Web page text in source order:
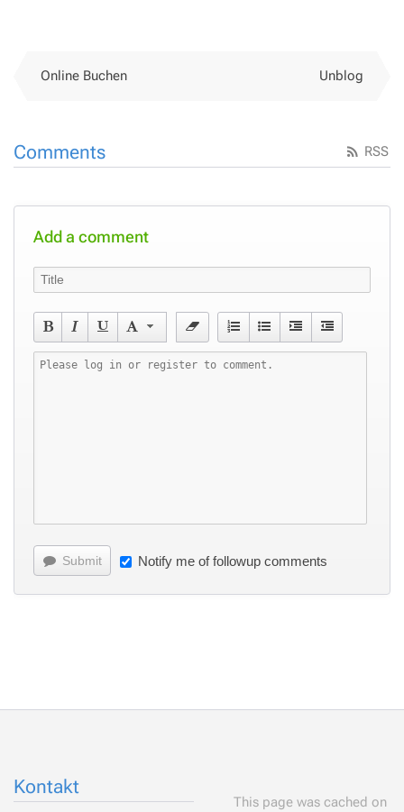
Online Buchen Unblog
RSS
Comments
Add a comment
Submit Notify me of followup comments
Kontakt
This page was cached on